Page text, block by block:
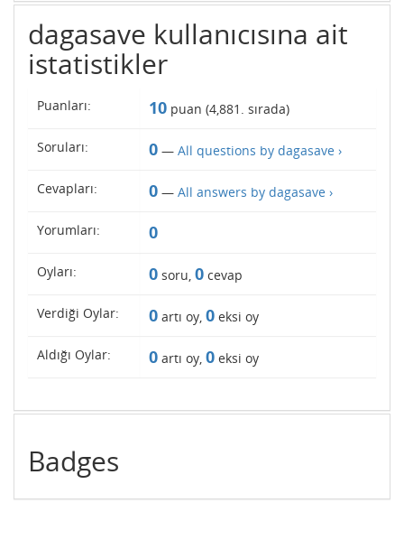
dagasave kullanıcısına ait
istatistikler
Puanları: 10 puan (4,881 . sırada)
Soruları: 0 — All questions by dagasave ›
Cevapları: 0 — All answers by dagasave ›
Yorumları: 0
Oyları: 0 soru, 0 cevap
Verdiği Oylar: 0 artı oy, 0 eksi oy
Aldığı Oylar: 0 artı oy, 0 eksi oy
Badges